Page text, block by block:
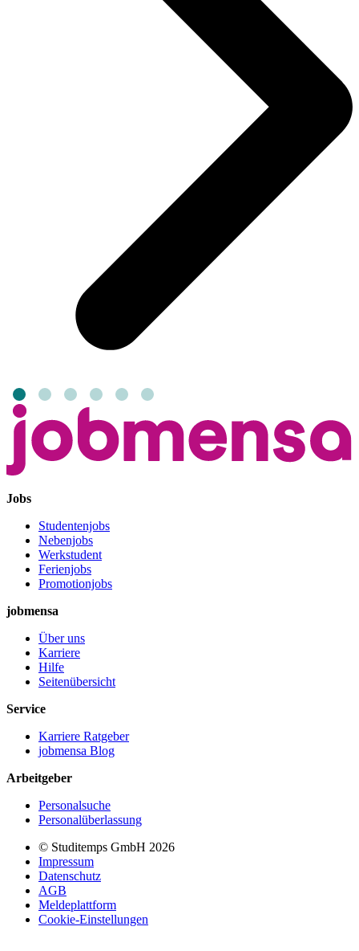
Jobs
Studentenjobs
Nebenjobs
Werkstudent
Ferienjobs
Promotionjobs
jobmensa
Über uns
Karriere
Hilfe
Seitenübersicht
Service
Karriere Ratgeber
jobmensa Blog
Arbeitgeber
Personalsuche
Personalüberlassung
© Studitemps GmbH 2026
Impressum
Datenschutz
AGB
Meldeplattform
Cookie-Einstellungen